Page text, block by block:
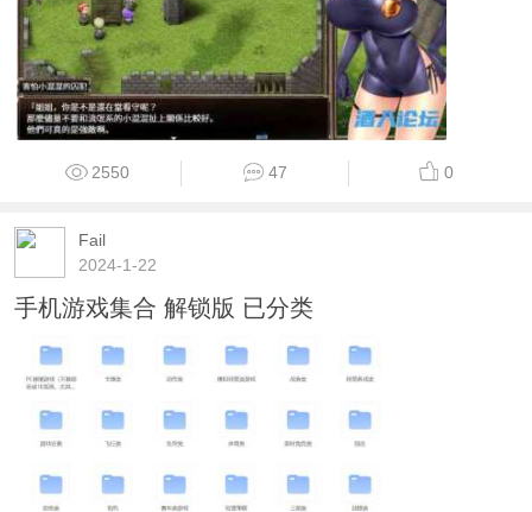
2550 47 0
Fail
2024-1-22
手机游戏集合 解锁版 已分类